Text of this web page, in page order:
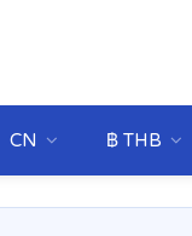
฿ THB
CN